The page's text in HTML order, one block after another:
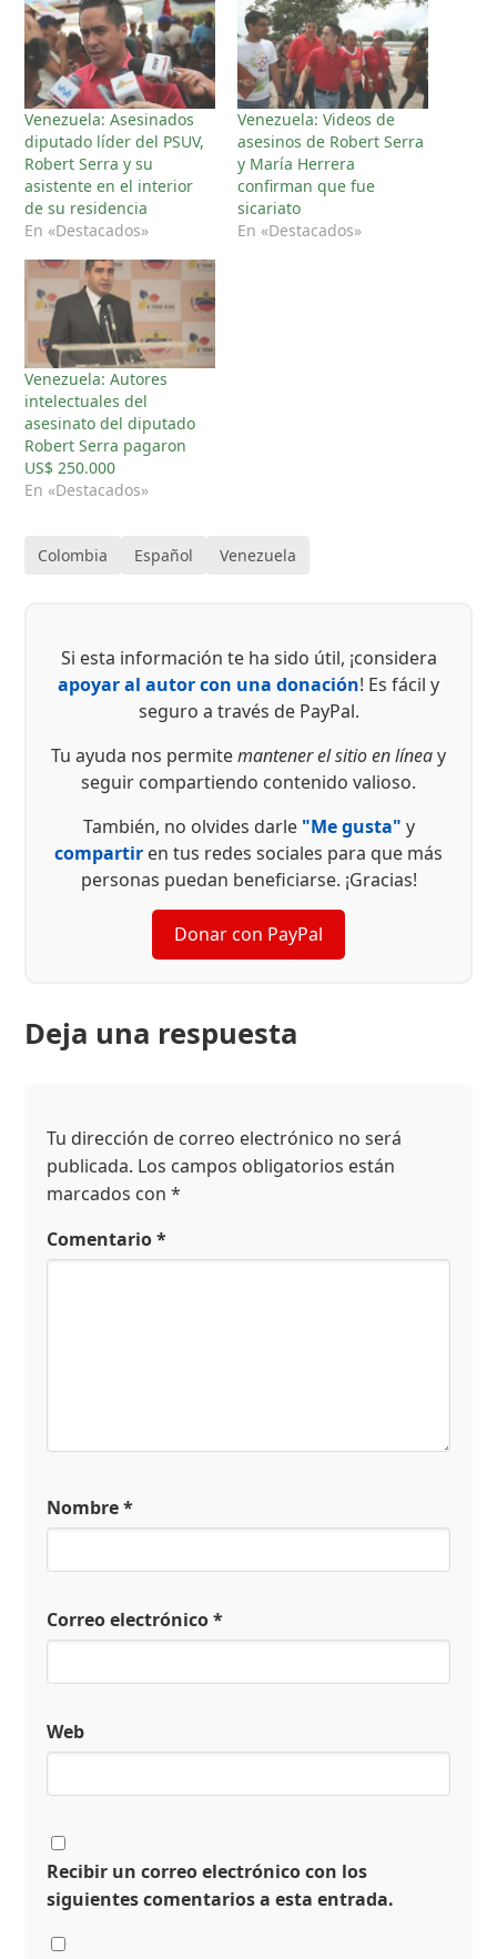
Venezuela: Asesinados
diputado líder del PSUV,
Robert Serra y su
asistente en el interior
de su residencia
En «Destacados»
Venezuela: Videos de
asesinos de Robert Serra
y María Herrera
confirman que fue
sicariato
En «Destacados»
Venezuela: Autores
intelectuales del
asesinato del diputado
Robert Serra pagaron
US$ 250.000
En «Destacados»
Colombia Español Venezuela
Si esta información te ha sido útil, ¡considera
apoyar al autor con una donación! Es fácil y
seguro a través de PayPal.
Tu ayuda nos permitemantener el sitio en líneay
seguir compartiendo contenido valioso.
También, no olvides darle "Me gusta" y
compartir en tus redes sociales para que más
personas puedan beneficiarse. ¡Gracias!
Donar con PayPal
Deja una respuesta
Tu dirección de correo electrónico no será
publicada. Los campos obligatorios están
marcados con*
Comentario*
Nombre*
Correo electrónico*
Web
Recibir un correo electrónico con los
siguientes comentarios a esta entrada.